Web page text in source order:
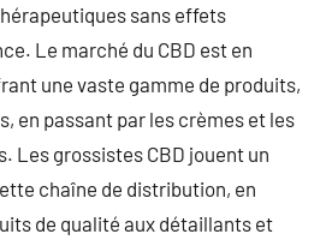
sans effets
Le marché du CBD est en
une vaste gamme de produits,
en passant par les crèmes et les
Les grossistes CBD jouent un
chaîne de distribution, en
de qualité aux détaillants et